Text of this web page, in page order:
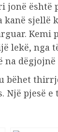
jonë
kanë sjellë
lekë, nga
na
bëhet
Një pjesë